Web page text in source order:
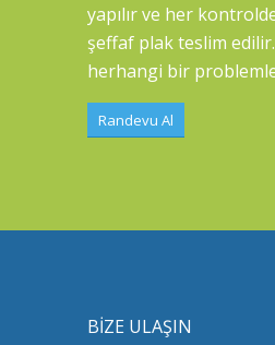
yapılır ve her
şeffaf plak teslim
herhangi bir problemle
Randevu Al
BİZE ULAŞIN